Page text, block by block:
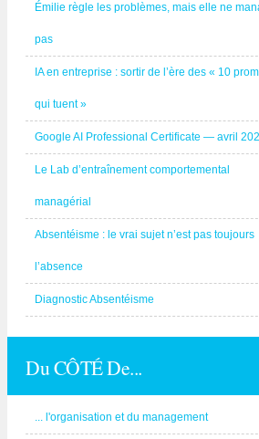
Émilie règle les problèmes, mais elle ne
pas
IA en entreprise : sortir de l’ère des « 10
qui tuent »
Google AI Professional Certificate — avril
Le Lab d’entraînement comportemental
managérial
Absentéisme : le vrai sujet n’est pas toujours
l’absence
Diagnostic Absentéisme
Du CÔTÉ De...
... l'organisation et du management